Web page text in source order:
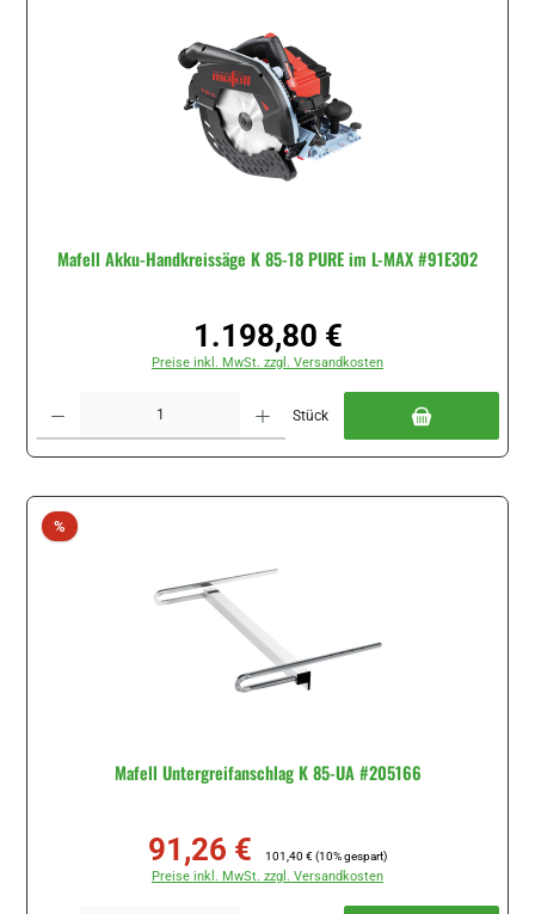
Mafell Akku-Handkreissäge K 85-18 PURE im L-MAX #91E302
Regulärer Preis:
1.198,80 €
Preise inkl. MwSt. zzgl. Versandkosten
Stück
%Rabatt
Mafell Untergreifanschlag K 85-UA #205166
Verkaufspreis:
91,26 € 101,40 € (10% gespart)
Preise inkl. MwSt. zzgl. Versandkosten